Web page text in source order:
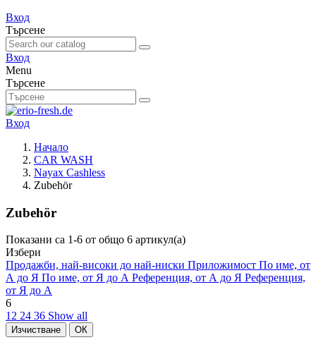
Вход
Търсене
Вход
Menu
Търсене
Вход
Начало
CAR WASH
Nayax Cashless
Zubehör
Zubehör
Показани са 1-6 от общо 6 артикул(а)
Избери
Продажби, най-високи до най-ниски Приложимост По име, от
А до Я По име, от Я до А Референция, от А до Я Референция,
от Я до А
6
12 24 36 Show all
Изчистване ОК